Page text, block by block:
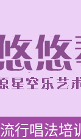
流行唱法培训